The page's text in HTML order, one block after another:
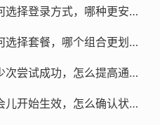
式主要有线上支付和线下
，但安全性较高。
纸飞机账号购买推荐平台如何选择登录方式，哪种更安全与使用引导教程
纸飞机账号购买推荐平台如何选择套餐，哪个组合更划算与多少天有效指南
纸飞机账号购买推荐平台多少次尝试成功，怎么提高通过率与为何会反复失败策略
纸飞机账号购买推荐平台多会儿开始生效，怎么确认状态与为何要检查教程